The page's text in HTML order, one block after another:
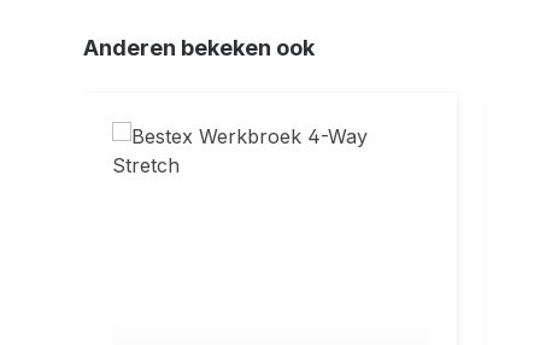
Productgalerij overslaan
Anderen bekeken ook